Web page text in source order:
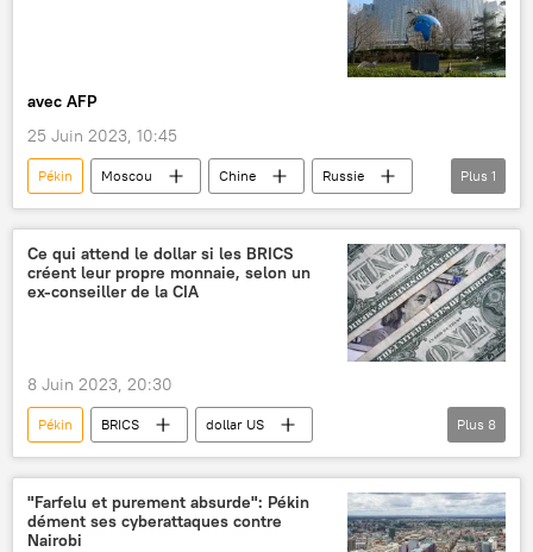
avec AFP
25 Juin 2023, 10:45
Pékin Moscou Chine
Russie
International
Plus 1
Ce qui attend le dollar si les BRICS
créent leur propre monnaie, selon un
ex-conseiller de la CIA
8 Juin 2023, 20:30
Pékin BRICS
dollar US
économie
États-Unis
Chine
Dubaï
yuan Russie
CIA
International
finances
Plus 8
"Farfelu et purement absurde": Pékin
dément ses cyberattaques contre
Nairobi